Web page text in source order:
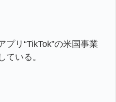
リ“TikTok”の米国事業
いる。